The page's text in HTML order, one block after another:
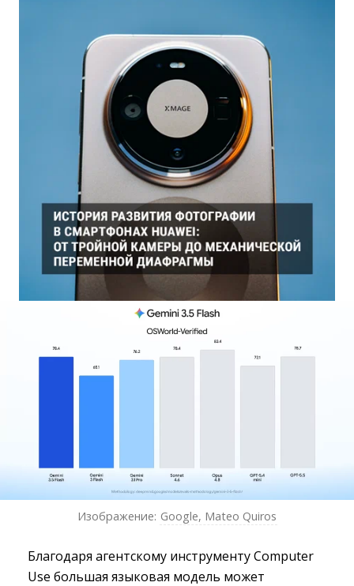
Изображение: Google, Mateo Quiros
Благодаря агентскому инструменту Computer
Use большая языковая модель может